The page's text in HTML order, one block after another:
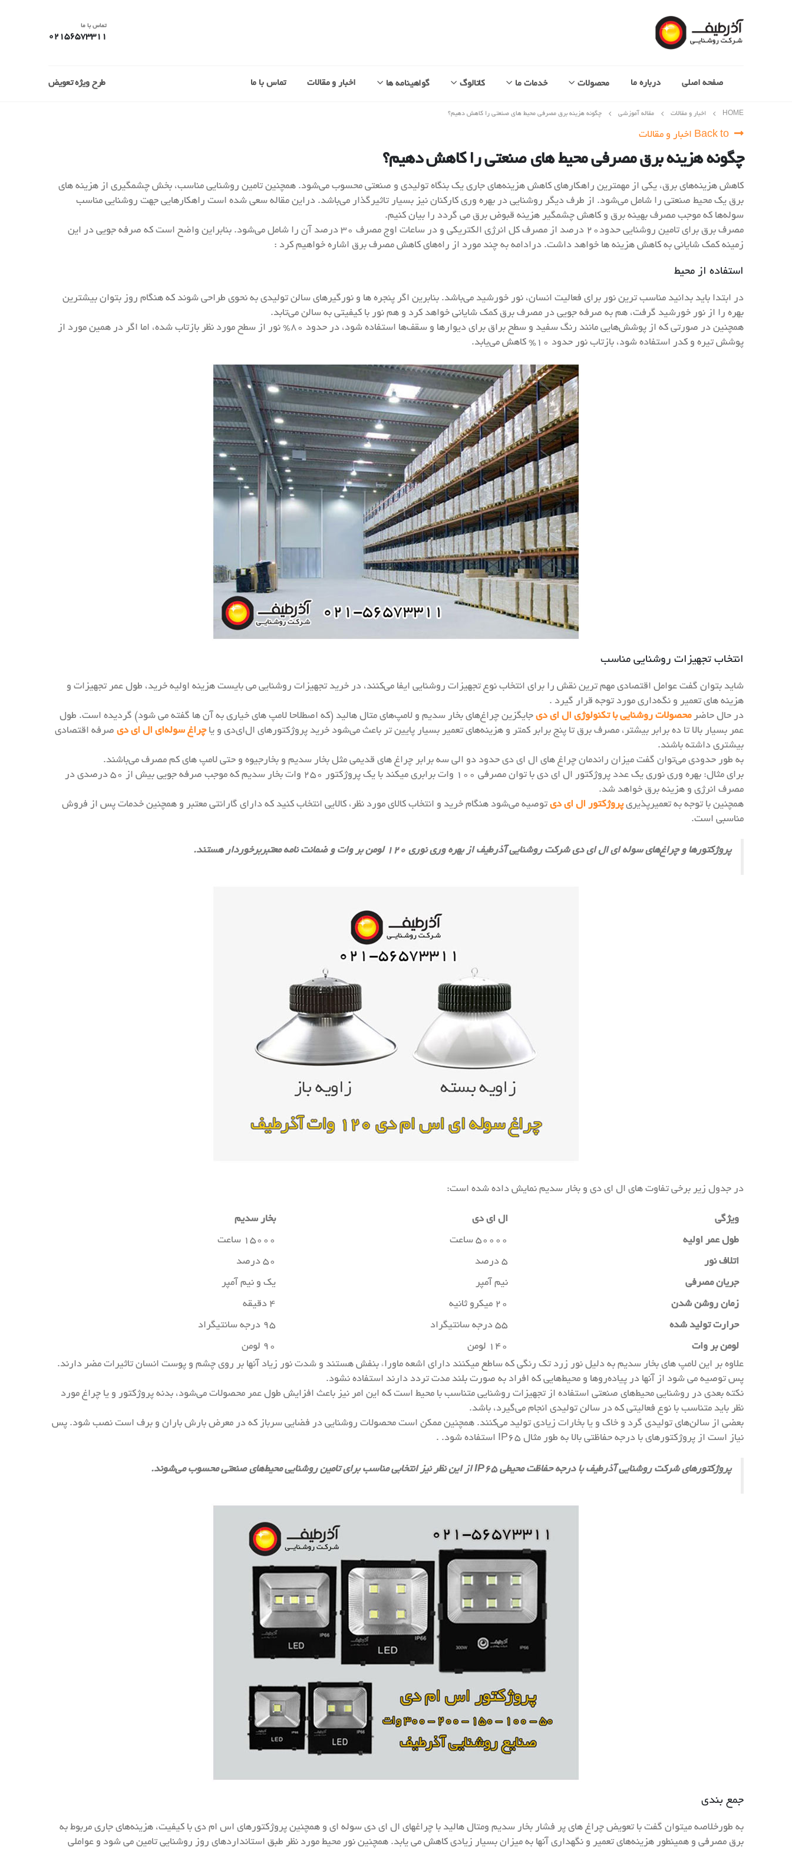
تماس با ما
02156573311
صفحه اصلی درباره ما محصولات خدمات ما کاتالوگ گواهینامه ها اخبار و مقالات تماس با ما طرح ویژه تعویض
HOME اخبار و مقالات مقاله آموزشی چگونه هزینه برق مصرفی محیط های صنعتی را کاهش دهیم؟
چگونه هزینه برق مصرفی محیط های صنعتی را کاهش دهیم؟
کاهش هزینه‌های برق، یکی از مهمترین راهکارهای کاهش هزینه‌های جاری یک بنگاه تولیدی و صنعتی محسوب می‌شود. همچنین تامین روشنایی مناسب، بخش چشمگیری از هزینه های
برق یک محیط‌ صنعتی را شامل می‌شود. از طرف دیگر روشنایی در بهره وری کارکنان نیز بسیار تاثیرگذار می‌باشد. دراین مقاله سعی شده است راهکارهایی جهت روشنایی مناسب
سوله‌ها که موجب مصرف بهینه برق و کاهش چشمگیر هزینه قبوض برق می گردد را بیان کنیم.
مصرف برق برای تامین روشنایی حدود20 درصد از مصرف کل انرژی الکتریکی و در ساعات اوج مصرف ۳۰ درصد آن را شامل می‌شود. بنابراین واضح است که صرفه جویی در این
زمینه کمک شایانی به کاهش هزینه ها خواهد داشت. درادامه به چند مورد از راه‌های کاهش مصرف برق اشاره خواهیم کرد :
استفاده از محیط
در ابتدا باید بدانید مناسب ترین نور برای فعالیت انسان، نور خورشید می‌باشد. بنابرین اگر پنجره ها و نورگیرهای سالن تولیدی به نحوی طراحی شوند که هنگام روز بتوان بیشترین
بهره را از نور خورشید گرفت، هم به صرفه جویی در مصرف برق کمک شایانی خواهد کرد و هم نور با کیفیتی به سالن می‌تابد.
همچنین در صورتی که از پوشش‌هایی مانند رنگ سفید و سطح براق برای دیوارها و سقف‌ها استفاده شود، در حدود ۸۰% نور از سطح مورد نظر بازتاب شده، اما اگر در همین مورد از
پوشش تیره و کدر استفاده شود، بازتاب نور حدود ۱۰% کاهش می‌یابد.
انتخاب تجهیزات روشنایی مناسب
شاید بتوان گفت عوامل اقتصادی مهم ترین نقش را برای انتخاب نوع تجهیزات روشنایی ایفا می‌کنند، در خرید تجهیزات روشنایی می بایست هزینه اولیه خرید، طول عمر تجهیزات و
هزینه های تعمیر و نگه‌داری مورد توجه قرار گیرد .
در حال حاضرمحصولات روشنایی با تکنولوژی ال ای دی جایگزین چراغ‌های بخار سدیم و لامپ‌های متال هالید (که اصطلاحا لامپ های خیاری به آن ها گفته می شود) گردیده است. طول
عمر بسیار بالا تا ده برابر بیشتر، مصرف برق تا پنج برابر کمتر و هزینه‌های تعمیر بسیار پایین تر باعث می‌شود خرید پروژکتورهای ال‌ای‌دی و یاچراغ سوله‌ای ال ای دی صرفه اقتصادی
بیشتری داشته باشند.
به طور حدودی می‌توان گفت میزان راندمان چراغ های ال ای دی حدود دو الی سه برابر چراغ های قدیمی مثل بخار سدیم و بخارجیوه و حتی لامپ های کم مصرف می‌باشند.
برای مثال: بهره وری نوری یک عدد پروژکتور ال ای دی با توان مصرفی ۱۰۰ وات برابری میکند با یک پروژکتور ۲۵۰ وات بخار سدیم که موجب صرفه جویی بیش از ۵۰ درصدی در
مصرف انرژی و هزینه برق خواهد شد.
همچنین با توجه به تعمیرپذیریپروژکتور ال ای دیتوصیه می‌شود هنگام خرید و انتخاب کالای مورد نظر، کالایی انتخاب کنید که دارای گارانتی معتبر و همچنین خدمات پس از فروش
مناسبی است.
پروژکتورها و چراغ‌های سوله ای ال ای دی شرکت روشنایی آذرطیف از بهره وری نوری ۱۲۰ لومن بر وات و ضمانت نامه معتبربرخوردار هستند.
در جدول زیر برخی تفاوت های ال ای دی و بخار سدیم نمایش داده شده است:
ویژگی ال ای دی
بخار سدیم
طول عمر اولیه
۵۰۰۰۰ ساعت
۱۵۰۰۰ ساعت
اتلاف نور
۵ درصد
۵۰ درصد
جریان مصرفی
نیم آمپر
یک و نیم آمپر
زمان روشن شدن
۲۰ میکرو ثانیه
۴ دقیقه
حرارت تولید شده
۵۵ درجه سانتیگراد
۹۵ درجه سانتیگراد
لومن بر وات
۱۴۰ لومن
۹۰ لومن
علاوه بر این لامپ های بخار سدیم به دلیل نور زرد تک رنگی که ساطع میکنند دارای اشعه ماوراء بنفش هستند و شدت نور زیاد آنها بر روی چشم و پوست انسان تاثیرات مضر دارند.
پس توصیه می شود از آنها در پیاده‌روها و محیط‌هایی که افراد به صورت بلند مدت تردد دارند استفاده نشود.
نکته بعدی در روشنایی محیط‌های صنعتی استفاده از تجهیزات روشنایی متناسب با محیط است که این امر نیز باعث افزایش طول عمر محصولات می‌شود، بدنه پروژکتور و یا چراغ مورد
نظر باید متناسب با نوع فعالیتی که در سالن تولیدی انجام می‌گیرد، باشد.
بعضی از سالن‌های تولیدی گرد و خاک و یا بخارات زیادی تولید می‌کنند. همچنین ممکن است محصولات روشنایی در فضایی سرباز که در معرض بارش باران و برف است نصب شود. پس
نیاز است از پروژکتورهای با درجه حفاظتی بالا به طور مثال IP65 استفاده شود. .
پروژکتورهای شرکت روشنایی آذرطیف با درجه حفاظت محیطی IP65 از این نظر نیز انتخابی مناسب برای تامین روشنایی محیط‌های صنعتی محسوب می‌شوند.
جمع بندی
به طورخلاصه میتوان گفت با تعویض چراغ های پر فشار بخار سدیم ومتال هالید با چراغهای ال ای دی سوله ای و همچنین پروژکتورهای اس ام دی با کیفیت، هزینه‌های جاری مربوط به
برق مصرفی و همینطور هزینه‌های تعمیر و نگهداری آنها به میزان بسیار زیادی کاهش می یابد. همچنین نور محیط مورد نظر طبق استانداردهای روز روشنایی تامین می شود و عواملی